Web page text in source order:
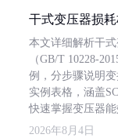
干式变压器损
本文详细解析干
（GB/T 10228-
例，分步骤说明
实例表格，涵盖
快速掌握变压器能
2026年8月4日